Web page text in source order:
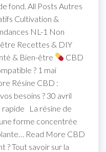
fond. All Posts Autres
Cultivation &
NL-1 Non
Recettes & DIY
& Bien-être
CBD
? 1 mai
Résine CBD :
besoins ? 30 avril
La résine de
forme concentrée
Read More CBD
? Tout savoir sur la